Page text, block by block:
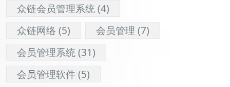
众链会员管理系统(4)
众链网络 (5) 会员管理 (7)
会员管理系统(31)
会员管理软件(5)